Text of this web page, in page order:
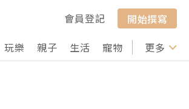
會員登記
開始撰寫
玩樂 親子 生活 寵物 行山 打卡
更多